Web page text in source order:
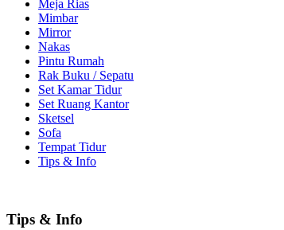
Meja Rias
Mimbar
Mirror
Nakas
Pintu Rumah
Rak Buku / Sepatu
Set Kamar Tidur
Set Ruang Kantor
Sketsel
Sofa
Tempat Tidur
Tips & Info
Tips & Info